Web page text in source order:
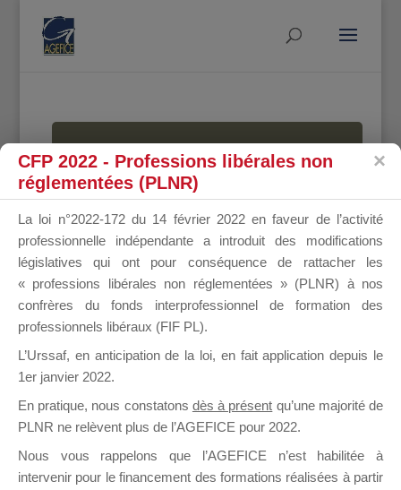
MALLETTE
DU
DIRIGEANT
Groupe Public
il y a un mois
CFP 2022 - Professions libérales non
réglementées (PLNR)
La loi n°2022-172 du 14 février 2022 en faveur de l’activité
professionnelle indépendante a introduit des modifications
législatives qui ont pour conséquence de rattacher les
« professions libérales non réglementées » (PLNR) à nos
confrères du fonds interprofessionnel de formation des
professionnels libéraux (FIF PL).
L’Urssaf, en anticipation de la loi, en fait application depuis le
1er janvier 2022.
En pratique, nous constatons dès à présent qu’une majorité de
PLNR ne relèvent plus de l’AGEFICE pour 2022.
Nous vous rappelons que l’AGEFICE n’est habilitée à
intervenir pour le financement des formations réalisées à partir